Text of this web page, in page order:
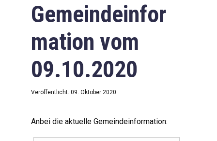
Gemeindeinfor
mation vom
09.10.2020
Veröffentlicht: 09. Oktober 2020
Anbei die aktuelle Gemeindeinformation: